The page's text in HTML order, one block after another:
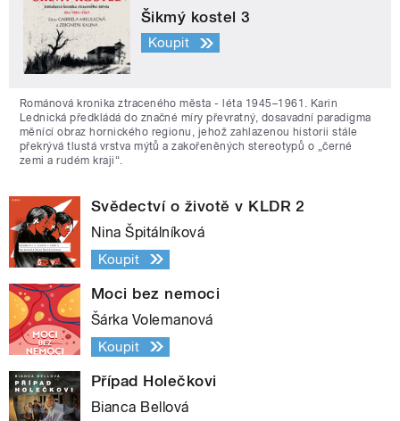
Šikmý kostel 3
Koupit
Románová kronika ztraceného města - léta 1945–1961. Karin
Lednická předkládá do značné míry převratný, dosavadní paradigma
měnící obraz hornického regionu, jehož zahlazenou historii stále
překrývá tlustá vrstva mýtů a zakořeněných stereotypů o „černé
zemi a rudém kraji“.
Svědectví o životě v KLDR 2
Nina Špitálníková
Koupit
Moci bez nemoci
Šárka Volemanová
Koupit
Případ Holečkovi
Bianca Bellová